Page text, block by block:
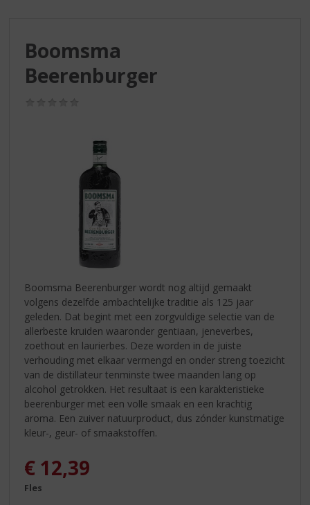
Boomsma
Beerenburger
Boomsma Beerenburger wordt nog altijd gemaakt
volgens dezelfde ambachtelijke traditie als 125 jaar
geleden. Dat begint met een zorgvuldige selectie van de
allerbeste kruiden waaronder gentiaan, jeneverbes,
zoethout en laurierbes. Deze worden in de juiste
verhouding met elkaar vermengd en onder streng toezicht
van de distillateur tenminste twee maanden lang op
alcohol getrokken. Het resultaat is een karakteristieke
beerenburger met een volle smaak en een krachtig
aroma. Een zuiver natuurproduct, dus zónder kunstmatige
kleur-, geur- of smaakstoffen.
€ 12,39
Fles